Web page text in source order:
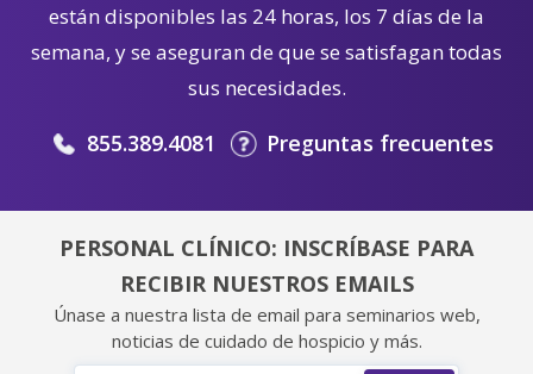
están disponibles las 24 horas, los 7 días de la
semana, y se aseguran de que se satisfagan todas
sus necesidades.
855.389.4081 Preguntas frecuentes
PERSONAL CLÍNICO: INSCRÍBASE PARA
RECIBIR NUESTROS EMAILS
Únase a nuestra lista de email para seminarios web,
noticias de cuidado de hospicio y más.